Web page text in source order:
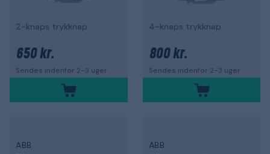
2-knaps trykknap
650 kr.
Sendes indenfor 2-3 uger
4-knaps trykknap
800 kr.
Sendes indenfor 2-3 uger
ABB ABB